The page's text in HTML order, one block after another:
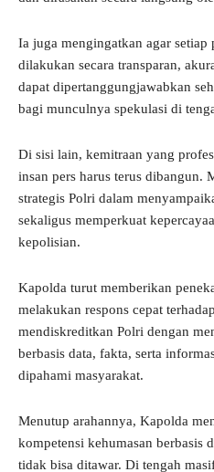
Ia juga mengingatkan agar
dilakukan secara transparan,
dapat dipertanggungjawabkan
bagi munculnya spekulasi di
Di sisi lain, kemitraan yang
insan pers harus terus dibangun.
strategis Polri dalam
sekaligus memperkuat
kepolisian.
Kapolda turut memberikan
melakukan respons cepat
mendiskreditkan Polri dengan
berbasis data, fakta, serta
dipahami masyarakat.
Menutup arahannya, Kapolda
kompetensi kehumasan berbasis
tidak bisa ditawar. Di tengah